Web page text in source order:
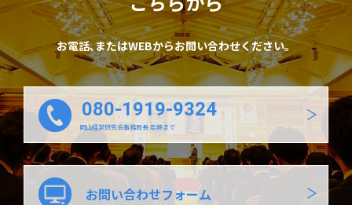
お電話､またはWEBからお問い合わせください。
080-1919-9324
岡山経営研究会事務局長 岩藤まで
お問い合わせフォーム